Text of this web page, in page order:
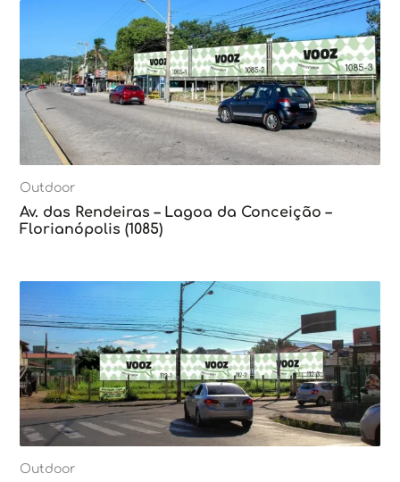
Outdoor
Av. das Rendeiras – Lagoa da Conceição –
Florianópolis (1085)
Outdoor